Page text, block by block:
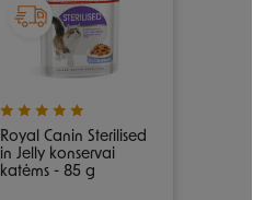
Royal Canin Sterilised
in Jelly konservai
katėms - 85 g